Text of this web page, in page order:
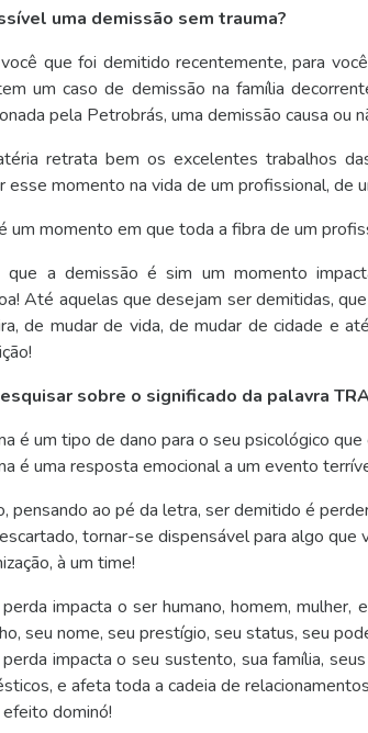
uma demissão sem trauma?
que foi demitido recentemente, para
um caso de demissão na família
pela Petrobrás, uma demissão causa ou
retrata bem os excelentes trabalhos
esse momento na vida de um profissional, de
um momento em que toda a fibra de um
que a demissão é sim um momento
Até aquelas que desejam ser demitidas,
de mudar de vida, de mudar de cidade e
sobre o significado da palavra
é um tipo de dano para o seu psicológico
é uma resposta emocional a um evento
pensando ao pé da letra, ser demitido é
tornar-se dispensável para algo
à um time!
impacta o ser humano, homem,
seu nome, seu prestígio, seu status, seu
impacta o seu sustento, sua família,
e afeta toda a cadeia de
efeito dominó!